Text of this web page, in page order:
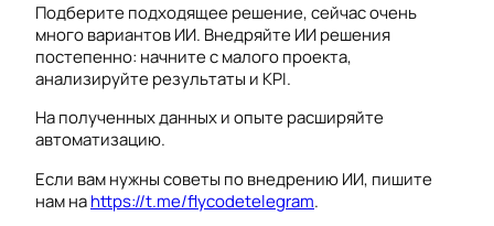
Подберите подходящее решение, сейчас очень
много вариантов ИИ. Внедряйте ИИ решения
постепенно: начните с малого проекта,
анализируйте результаты и KPI.
На полученных данных и опыте расширяйте
автоматизацию.
Если вам нужны советы по внедрению ИИ, пишите
нам наhttps://t.me/flycodetelegram.